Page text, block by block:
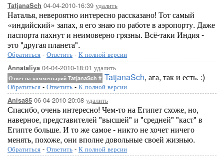
TatjanaSch 04-04-2010-16:39 удалить
Наталья, невероятно интересно рассказано! Тот самый
«индийский» запах, я его знаю по работе в аэропорту. Даже
паспорта пахнут и неимоверно грязны. Всё-таки Индия -
это "другая планета".
Обратиться - Ответить - К полной версии
Annataliya 04-04-2010-18:01 удалить
Ответ на комментарий TatjanaSch # TatjanaSch, ага, так и есть. :)
Обратиться - Ответить - К полной версии
Anisa85 06-04-2010-20:08 удалить
Спасибо, очень интересно! Чем-то на Египет схоже, но,
наверное, представителей "высшей" и "средней" "каст" в
Египте больше. И то же самое - никто не хочет ничего
менять, похоже, они вполне довольные своей жизнью.
Обратиться - Ответить - К полной версии